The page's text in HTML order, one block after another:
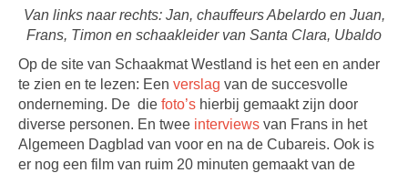
Van links naar rechts: Jan, chauffeurs Abelardo en Juan,
Frans, Timon en schaakleider van Santa Clara, Ubaldo
Op de site van Schaakmat Westland is het een en ander
te zien en te lezen: Een verslag van de succesvolle
onderneming. De die foto’s hierbij gemaakt zijn door
diverse personen. En twee interviews van Frans in het
Algemeen Dagblad van voor en na de Cubareis. Ook is
er nog een film van ruim 20 minuten gemaakt van de